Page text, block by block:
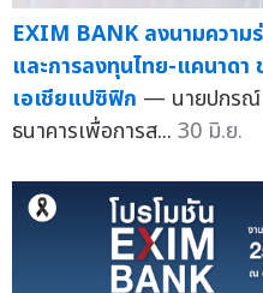
EXIM BANK ลงนามความ
และการลงทุนไทย-แคนาดา
เอเชียแปซิฟิก — นายปกรณ์
ธนาคารเพื่อการส... 30 มิ.ย.